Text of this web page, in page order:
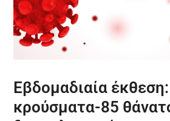
Εβδομαδιαία
κρούσματα-85